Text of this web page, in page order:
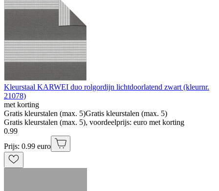
Kleurstaal KARWEI duo rolgordijn lichtdoorlatend zwart (kleurnr.
21078)
met korting
Gratis kleurstalen (max. 5)Gratis kleurstalen (max. 5)
Gratis kleurstalen (max. 5), voordeelprijs: euro met korting
0.99
Prijs: 0.99 euro